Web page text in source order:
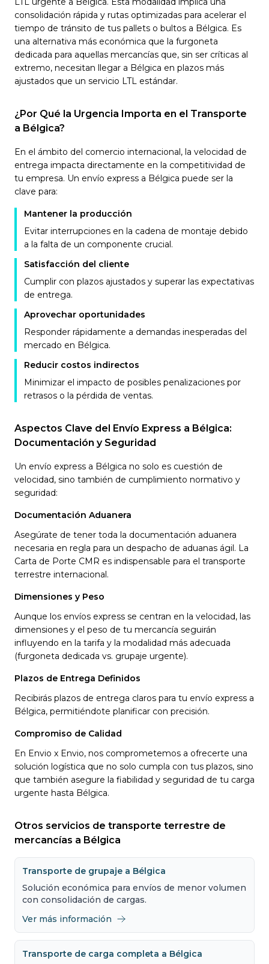
consolidación rápida y rutas optimizadas para acelerar el
tiempo de tránsito de tus pallets o bultos a Bélgica. Es
una alternativa más económica que la furgoneta
dedicada para aquellas mercancías que, sin ser críticas al
extremo, necesitan llegar a Bélgica en plazos más
ajustados que un servicio LTL estándar.
¿Por Qué la Urgencia Importa en el Transporte
a Bélgica?
En el ámbito del comercio internacional, la velocidad de
entrega impacta directamente en la competitividad de
tu empresa. Un envío express a Bélgica puede ser la
clave para:
Mantener la producción
Evitar interrupciones en la cadena de montaje debido
a la falta de un componente crucial.
Satisfacción del cliente
Cumplir con plazos ajustados y superar las expectativas
de entrega.
Aprovechar oportunidades
Responder rápidamente a demandas inesperadas del
mercado en Bélgica.
Reducir costos indirectos
Minimizar el impacto de posibles penalizaciones por
retrasos o la pérdida de ventas.
Aspectos Clave del Envío Express a Bélgica:
Documentación y Seguridad
Un envío express a Bélgica no solo es cuestión de
velocidad, sino también de cumplimiento normativo y
seguridad:
Documentación Aduanera
Asegúrate de tener toda la documentación aduanera
necesaria en regla para un despacho de aduanas ágil. La
Carta de Porte CMR es indispensable para el transporte
terrestre internacional.
Dimensiones y Peso
Aunque los envíos express se centran en la velocidad, las
dimensiones y el peso de tu mercancía seguirán
influyendo en la tarifa y la modalidad más adecuada
(furgoneta dedicada vs. grupaje urgente).
Plazos de Entrega Definidos
Recibirás plazos de entrega claros para tu envío express a
Bélgica, permitiéndote planificar con precisión.
Compromiso de Calidad
En Envio x Envio, nos comprometemos a ofrecerte una
solución logística que no solo cumpla con tus plazos, sino
que también asegure la fiabilidad y seguridad de tu carga
urgente hasta Bélgica.
Otros servicios de transporte terrestre de
mercancías a Bélgica
Transporte de grupaje a Bélgica
Solución económica para envíos de menor volumen
con consolidación de cargas.
Ver más información
Transporte de carga completa a Bélgica